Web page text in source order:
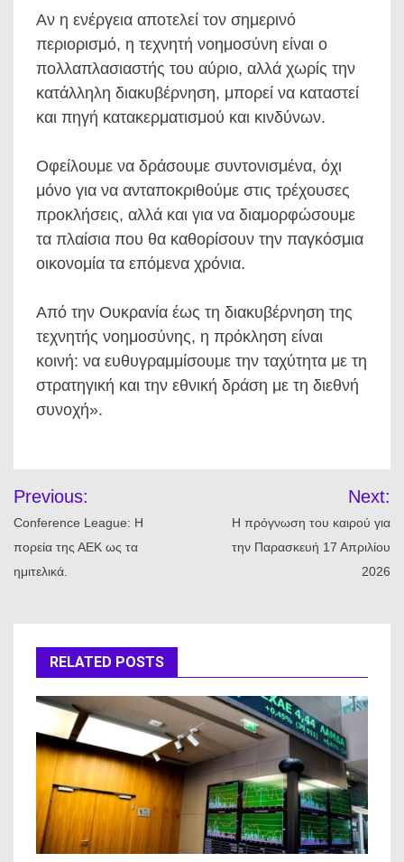
Αν η ενέργεια αποτελεί τον σημερινό
περιορισμό, η τεχνητή νοημοσύνη είναι ο
πολλαπλασιαστής του αύριο, αλλά χωρίς την
κατάλληλη διακυβέρνηση, μπορεί να καταστεί
και πηγή κατακερματισμού και κινδύνων.
Οφείλουμε να δράσουμε συντονισμένα, όχι
μόνο για να ανταποκριθούμε στις τρέχουσες
προκλήσεις, αλλά και για να διαμορφώσουμε
τα πλαίσια που θα καθορίσουν την παγκόσμια
οικονομία τα επόμενα χρόνια.
Από την Ουκρανία έως τη διακυβέρνηση της
τεχνητής νοημοσύνης, η πρόκληση είναι
κοινή: να ευθυγραμμίσουμε την ταχύτητα με τη
στρατηγική και την εθνική δράση με τη διεθνή
συνοχή».
άρθρων
Previous:
Conference League: Η
πορεία της ΑΕΚ ως τα
ημιτελικά.
Next:
Η πρόγνωση του καιρού για
την Παρασκευή 17 Απριλίου
2026
RELATED POSTS